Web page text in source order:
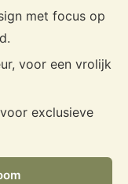
met focus op
voor een vrolijk
exclusieve